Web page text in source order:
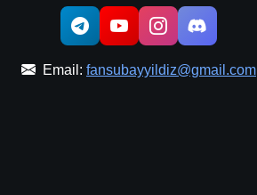
Email: fansubayyildiz@gmail.com